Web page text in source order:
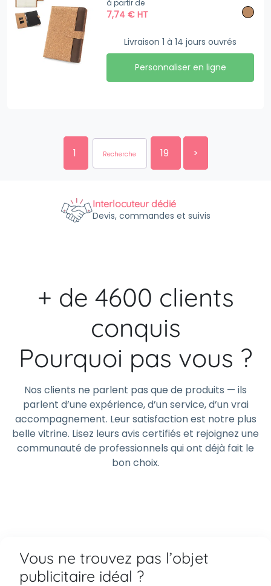
à partir de
7,74€ HT
Livraison 1 à 14 jours ouvrés
Personnaliser en ligne
1 19 >
Interlocuteur dédié
Devis, commandes et suivis
+ de 4600 clients
conquis
Pourquoi pas vous ?
Nos clients ne parlent pas que de produits — ils
parlent d’une expérience, d’un service, d’un vrai
accompagnement. Leur satisfaction est notre plus
belle vitrine. Lisez leurs avis certifiés et rejoignez une
communauté de professionnels qui ont déjà fait le
bon choix.
Vous ne trouvez pas l’objet
publicitaire idéal ?